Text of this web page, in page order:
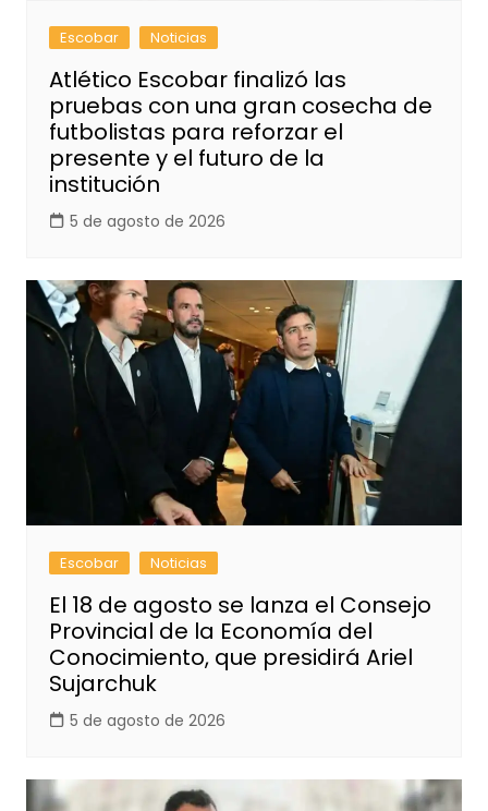
Escobar Noticias
Atlético Escobar finalizó las
pruebas con una gran cosecha de
futbolistas para reforzar el
presente y el futuro de la
institución
5 de agosto de 2026
Escobar Noticias
El 18 de agosto se lanza el Consejo
Provincial de la Economía del
Conocimiento, que presidirá Ariel
Sujarchuk
5 de agosto de 2026